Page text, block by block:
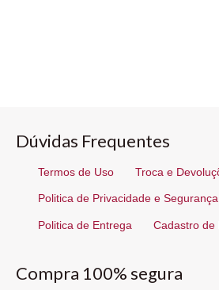
Dúvidas Frequentes
Termos de Uso Troca e
Politica de Privacidade e Segurança
Politica de Entrega Cadastro de
Compra 100% segura